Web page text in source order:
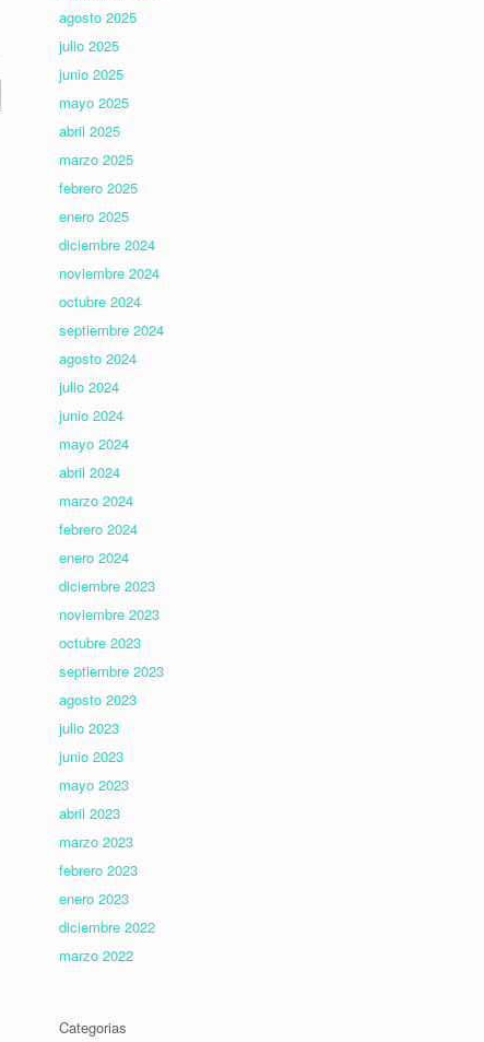
agosto 2025
julio 2025
junio 2025
mayo 2025
abril 2025
marzo 2025
febrero 2025
enero 2025
diciembre 2024
noviembre 2024
octubre 2024
septiembre 2024
agosto 2024
julio 2024
junio 2024
mayo 2024
abril 2024
marzo 2024
febrero 2024
enero 2024
diciembre 2023
noviembre 2023
octubre 2023
septiembre 2023
agosto 2023
julio 2023
junio 2023
mayo 2023
abril 2023
marzo 2023
febrero 2023
enero 2023
diciembre 2022
marzo 2022
Categorias